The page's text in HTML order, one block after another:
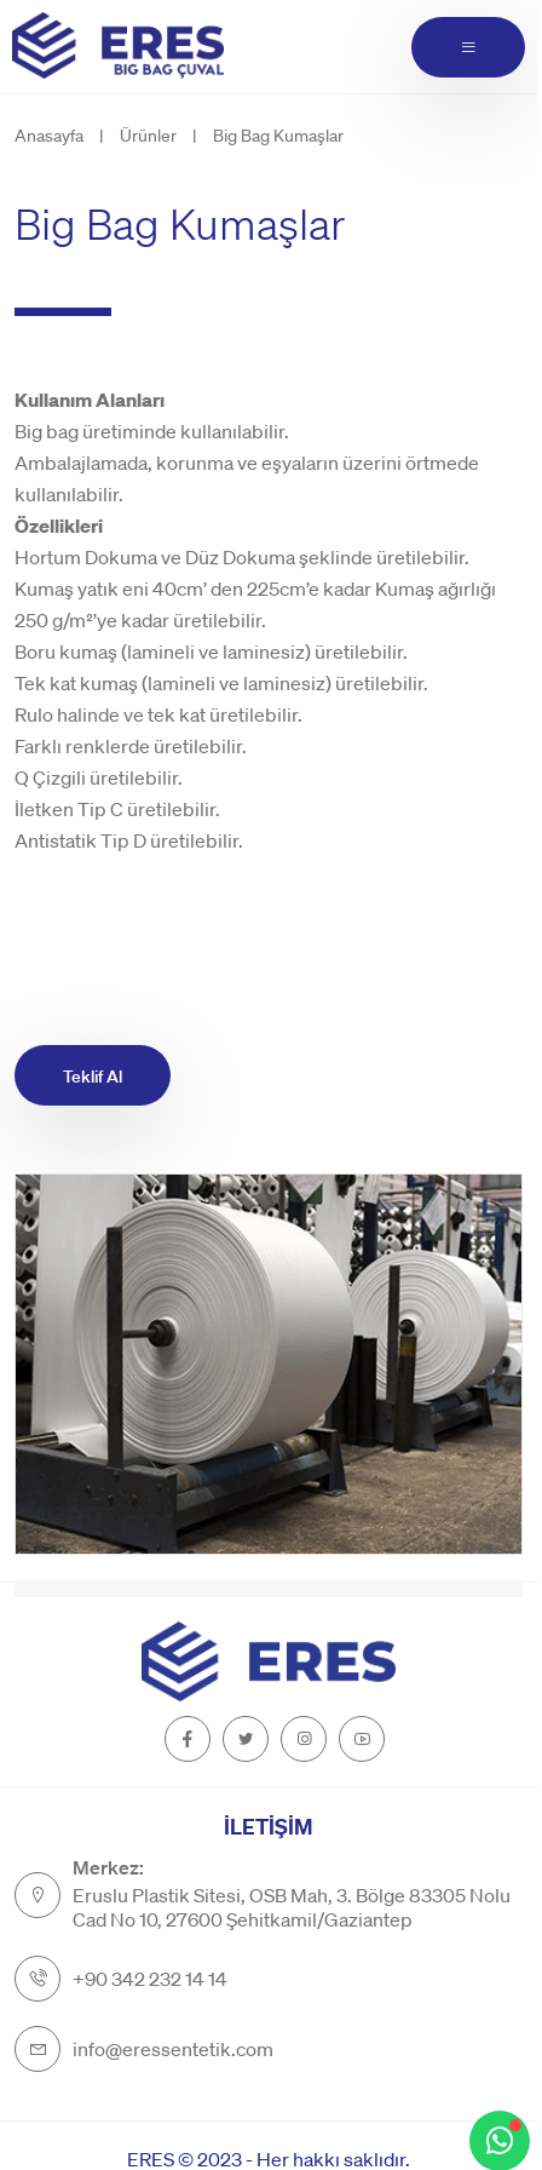
Anasayfa | Ürünler | Big Bag Kumaşlar
Big Bag Kumaşlar
Kullanım Alanları
Big bag üretiminde kullanılabilir.
Ambalajlamada, korunma ve eşyaların üzerini örtmede
kullanılabilir.
Özellikleri
Hortum Dokuma ve Düz Dokuma şeklinde üretilebilir.
Kumaş yatık eni 40cm’ den 225cm’e kadar Kumaş ağırlığı
250 g/m²’ye kadar üretilebilir.
Boru kumaş (lamineli ve laminesiz) üretilebilir.
Tek kat kumaş (lamineli ve laminesiz) üretilebilir.
Rulo halinde ve tek kat üretilebilir.
Farklı renklerde üretilebilir.
Q Çizgili üretilebilir.
İletken Tip C üretilebilir.
Antistatik Tip D üretilebilir.
Teklif Al
İLETİŞİM
Merkez:
Eruslu Plastik Sitesi, OSB Mah, 3. Bölge 83305 Nolu
Cad No 10, 27600 Şehitkamil/Gaziantep
+90 342 232 14 14
info@eressentetik.com
ERES © 2023 - Her hakkı saklıdır.